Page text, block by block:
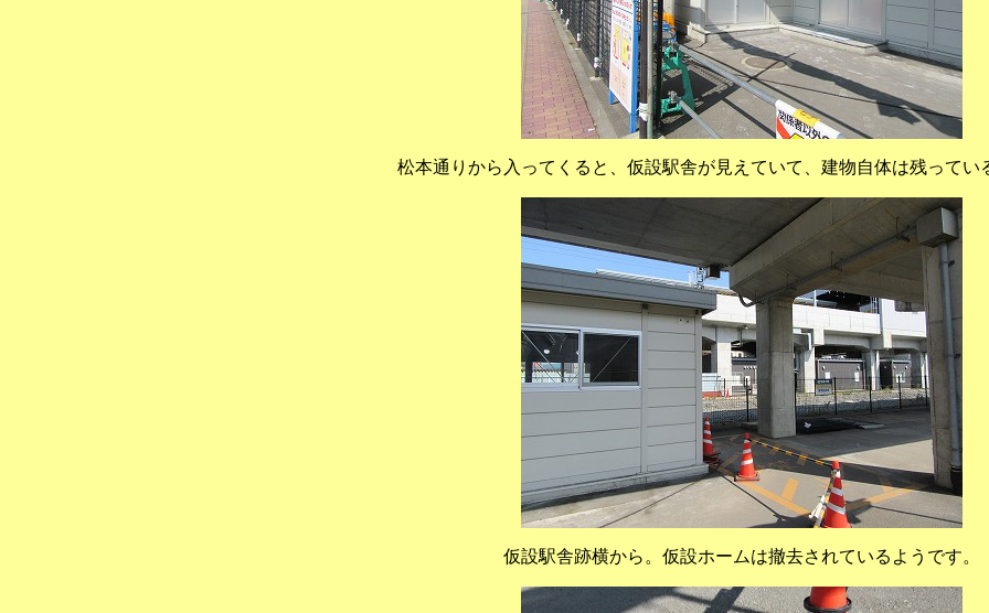
松本通りから入ってくると、仮設駅舎が見えていて、建物自体は残ってい
仮設駅舎跡横から。仮設ホームは撤去されているようです。